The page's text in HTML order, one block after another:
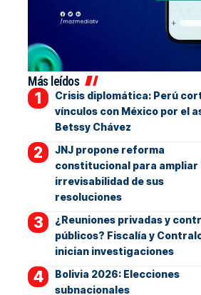
Más leídos
Crisis diplomática: Perú
vínculos con México por el
Betssy Chávez
JNJ propone reforma
constitucional para ampliar
irrevisabilidad de sus
resoluciones
¿Reuniones privadas y
públicos? Fiscalía y
inician investigaciones
Bolivia 2026: Elecciones
subnacionales